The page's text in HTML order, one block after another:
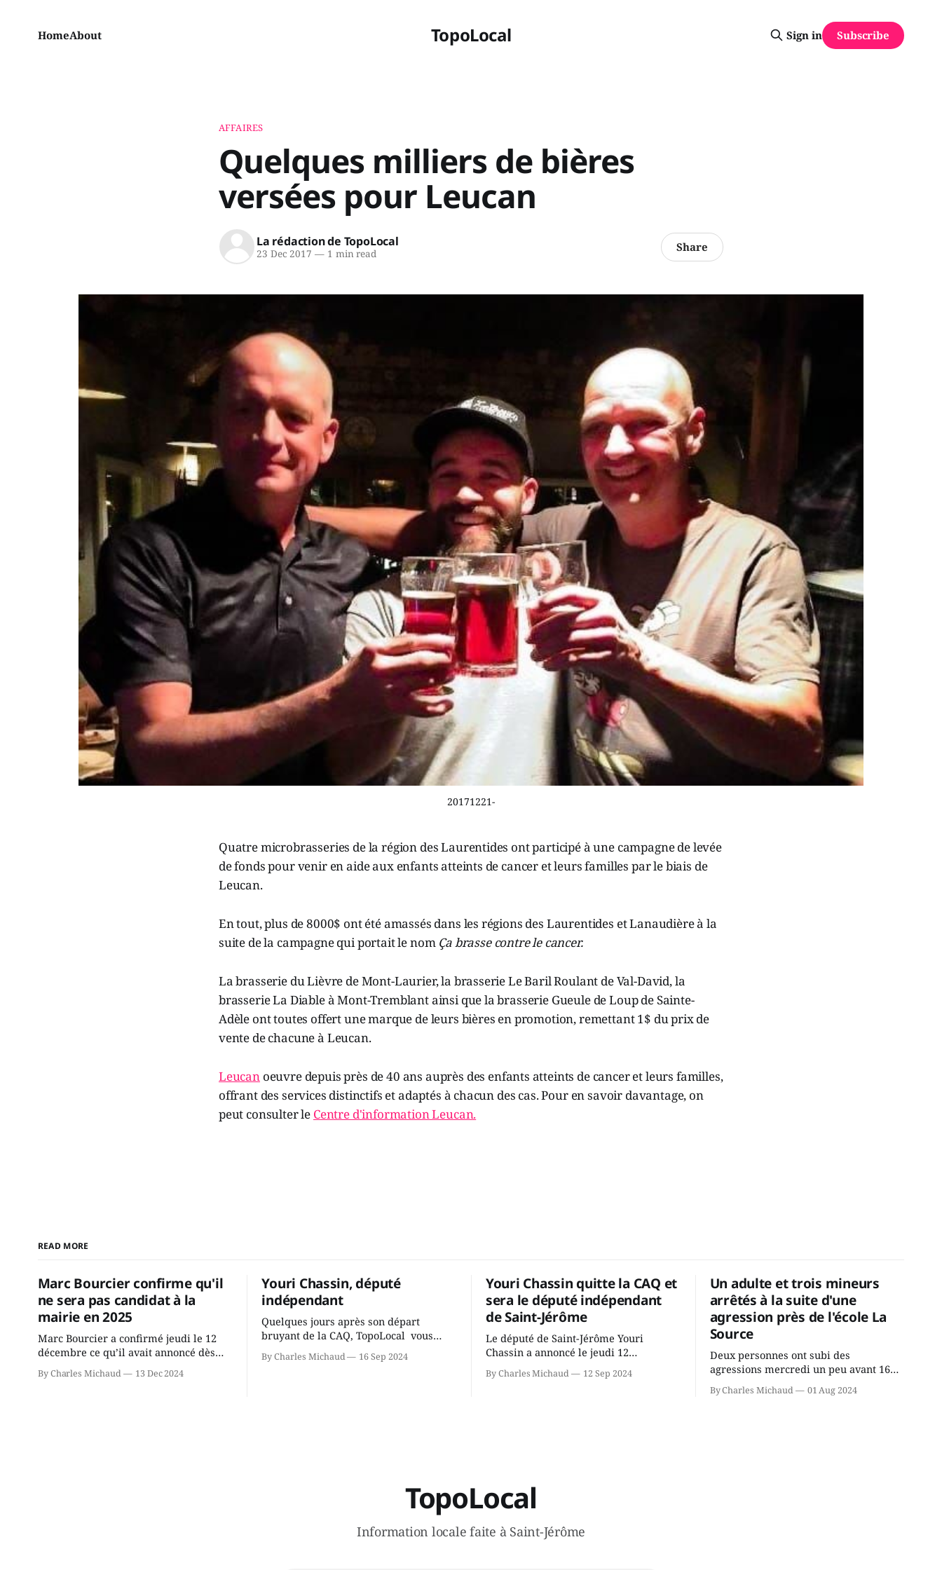
TopoLocal
HomeAbout Sign in Subscribe
AFFAIRES
Quelques milliers de bières
versées pour Leucan
La rédaction de TopoLocal
23 Dec 2017 —1 min read Share
20171221-
Quatre microbrasseries de la région des Laurentides ont participé à une campagne de levée
de fonds pour venir en aide aux enfants atteints de cancer et leurs familles par le biais de
Leucan.
En tout, plus de 8000$ ont été amassés dans les régions des Laurentides et Lanaudière à la
suite de la campagne qui portait le nom Ça brasse contre le cancer.
La brasserie du Lièvre de Mont-Laurier, la brasserie Le Baril Roulant de Val-David, la
brasserie La Diable à Mont-Tremblant ainsi que la brasserie Gueule de Loup de Sainte-
Adèle ont toutes offert une marque de leurs bières en promotion, remettant 1$ du prix de
vente de chacune à Leucan.
Leucanoeuvre depuis près de 40 ans auprès des enfants atteints de cancer et leurs familles,
offrant des services distinctifs et adaptés à chacun des cas. Pour en savoir davantage, on
peut consulter le Centre d'information Leucan.
READ MORE
Marc Bourcier confirme qu'il
ne sera pas candidat à la
mairie en 2025
Marc Bourcier a confirmé jeudi le 12
décembre ce qu’il avait annoncé dès
mandat à titre de maire de Saint-
By Charles Michaud 13 Dec 2024
Youri Chassin, député
indépendant
Quelques jours après son départ
bruyant de la CAQ, TopoLocal vous
Chassin. Nous avons causé de sa
By Charles Michaud 16 Sep 2024
Youri Chassin quitte la CAQ et
sera le député indépendant
de Saint-Jérôme
Le député de Saint-Jérôme Youri
Chassin a annoncé le jeudi 12
Coalition Avenir Québec de François
By Charles Michaud 12 Sep 2024
Un adulte et trois mineurs
arrêtés à la suite d'une
agression près de l'école La
Source
Deux personnes ont subi des
agressions mercredi un peu avant 16h
Source dans le secteur Bellefeuille de
By Charles Michaud 01 Aug 2024
TopoLocal
Information locale faite à Saint-Jérôme